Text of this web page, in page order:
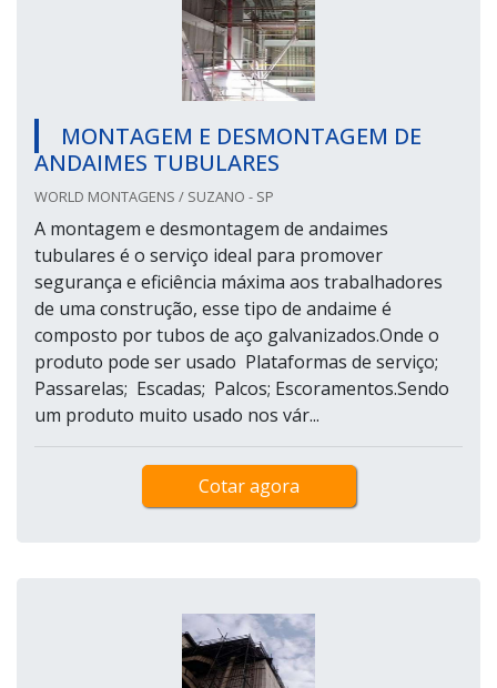
MONTAGEM E DESMONTAGEM DE
ANDAIMES TUBULARES
WORLD MONTAGENS / SUZANO - SP
A montagem e desmontagem de andaimes
tubulares é o serviço ideal para promover
segurança e eficiência máxima aos trabalhadores
de uma construção, esse tipo de andaime é
composto por tubos de aço galvanizados.Onde o
produto pode ser usado Plataformas de serviço;
Passarelas; Escadas; Palcos; Escoramentos.Sendo
um produto muito usado nos vár...
Cotar agora